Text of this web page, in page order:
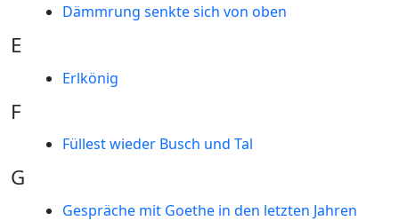
Dämmrung senkte sich von oben
E
Erlkönig
F
Füllest wieder Busch und Tal
G
Gespräche mit Goethe in den letzten Jahren